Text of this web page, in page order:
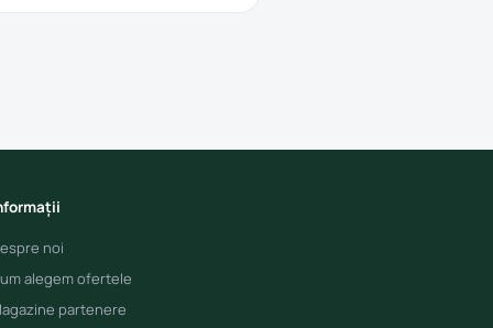
noi
alegem ofertele
partenere